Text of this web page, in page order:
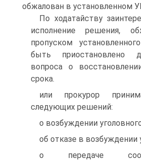
обжалован в установленном
По ходатайству
исполнение решения,
пропуском
быть приостановлено
вопроса о
срока.
или прокурор
следующих решений:
о возбуждении
об отказе в возбуждении
о передаче